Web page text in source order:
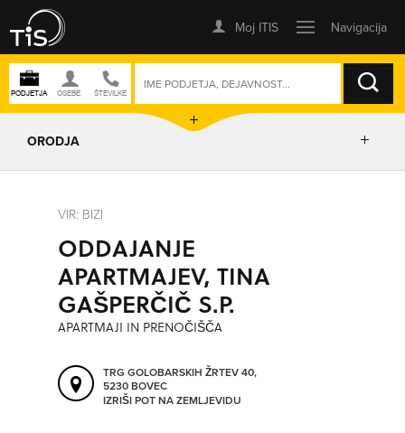
ISKANJE
ORODJA
IZRIŠI POT
POŠLJI SMS
ORODJA
VIR: BIZI
ODDAJANJE
APARTMAJEV, TINA
GAŠPERČIČ S.P.
APARTMAJI IN PRENOČIŠČA
TRG GOLOBARSKIH ŽRTEV 40,
5230 BOVEC
IZRIŠI POT NA ZEMLJEVIDU